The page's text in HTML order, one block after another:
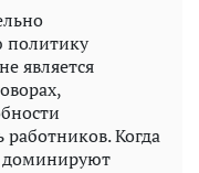
политику
является
работников. Когда
доминируют